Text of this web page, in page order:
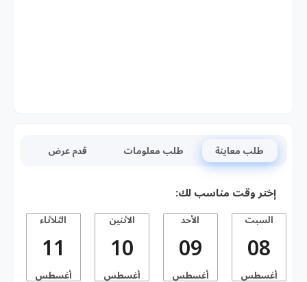
طلب معاينة طلب معلومات قدم عرض
إختر وقت مناسب لك:
السبت
08
أغسطس
الأحد
09
أغسطس
الاثنين
10
أغسطس
الثلاثاء
11
أغسطس